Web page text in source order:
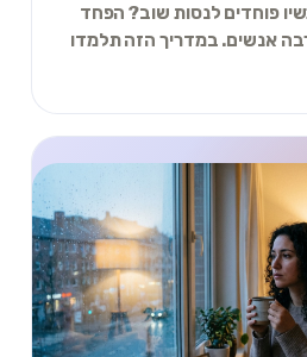
פוחדים לנסות שוב? הפחד
אנשים. במדריך הזה תלמדו